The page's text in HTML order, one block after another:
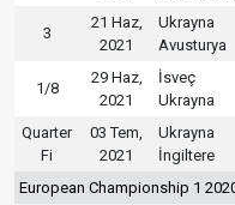
3
21 Haz,
2021
Ukrayna
Avusturya
1/8
29 Haz,
2021
İsveç
Ukrayna
Quarter
Fi
03 Tem,
2021
Ukrayna
İngiltere
European Championship 1